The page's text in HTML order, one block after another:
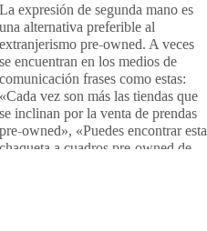
La expresión de segunda mano es
una alternativa preferible al
extranjerismo pre-owned. A veces
se encuentran en los medios de
comunicación frases como estas:
«Cada vez son más las tiendas que
se inclinan por la venta de prendas
pre-owned», «Puedes encontrar esta
chaqueta a cuadros pre-owned de...